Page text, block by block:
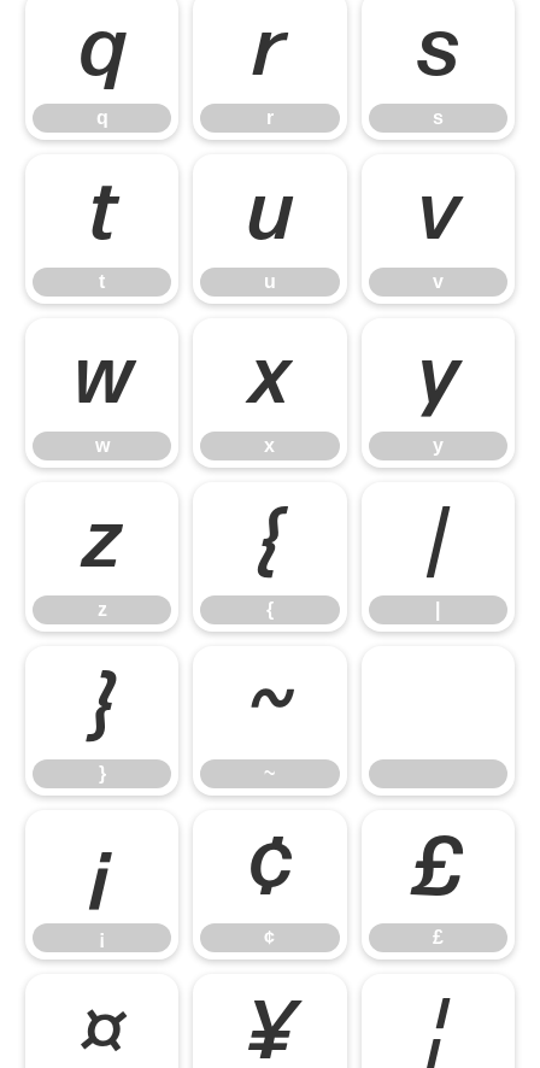
q
q
r
r
s
s
t
t
u
u
v
v
w
w
x
x
y
y
z
z
{
{
|
}
}
~
~
¡
¡
¢
¢
£
£
¤ ¥ ¦